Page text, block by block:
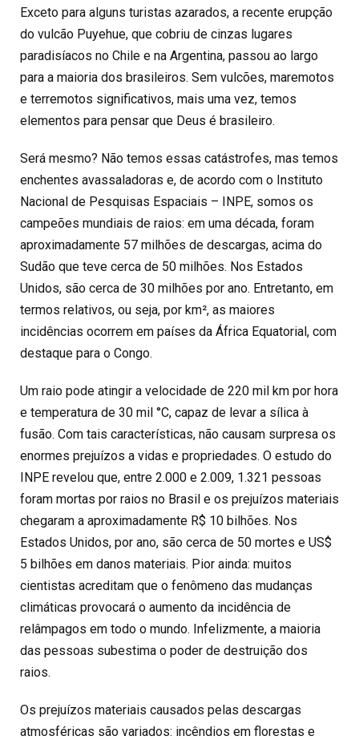
Exceto para alguns turistas azarados, a recente erupção
do vulcão Puyehue, que cobriu de cinzas lugares
paradisíacos no Chile e na Argentina, passou ao largo
para a maioria dos brasileiros. Sem vulcões, maremotos
e terremotos significativos, mais uma vez, temos
elementos para pensar que Deus é brasileiro.
Será mesmo? Não temos essas catástrofes, mas temos
enchentes avassaladoras e, de acordo com o Instituto
Nacional de Pesquisas Espaciais – INPE, somos os
campeões mundiais de raios: em uma década, foram
aproximadamente 57 milhões de descargas, acima do
Sudão que teve cerca de 50 milhões. Nos Estados
Unidos, são cerca de 30 milhões por ano. Entretanto, em
termos relativos, ou seja, por km², as maiores
incidências ocorrem em países da África Equatorial, com
destaque para o Congo.
Um raio pode atingir a velocidade de 220 mil km por hora
e temperatura de 30 mil °C, capaz de levar a sílica à
fusão. Com tais características, não causam surpresa os
enormes prejuízos a vidas e propriedades. O estudo do
INPE revelou que, entre 2.000 e 2.009, 1.321 pessoas
foram mortas por raios no Brasil e os prejuízos materiais
chegaram a aproximadamente R$ 10 bilhões. Nos
Estados Unidos, por ano, são cerca de 50 mortes e US$
5 bilhões em danos materiais. Pior ainda: muitos
cientistas acreditam que o fenômeno das mudanças
climáticas provocará o aumento da incidência de
relâmpagos em todo o mundo. Infelizmente, a maioria
das pessoas subestima o poder de destruição dos
raios.
Os prejuízos materiais causados pelas descargas
atmosféricas são variados: incêndios em florestas e